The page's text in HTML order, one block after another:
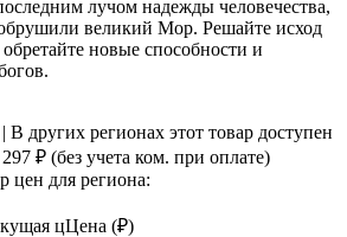
лучом надежды человечества,
великий Мор. Решайте исход
новые способности и
| В других регионах этот товар доступен
297 ₽ (без учета ком. при оплате)
цен для региона:
цЦена (₽)